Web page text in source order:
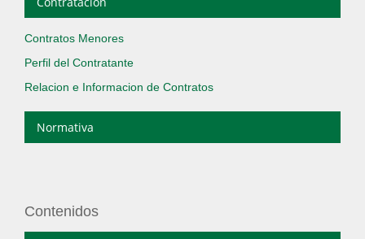
Contratos Menores
Perfil del Contratante
Relacion e Informacion de Contratos
Normativa
Contenidos